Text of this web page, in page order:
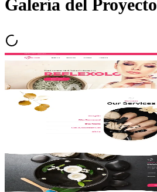
Galería del Proyecto